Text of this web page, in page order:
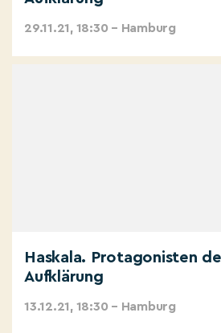
29.11.21, 18:30 – Hamburg
Haskala. Protagonisten
Aufklärung
13.12.21, 18:30 – Hamburg